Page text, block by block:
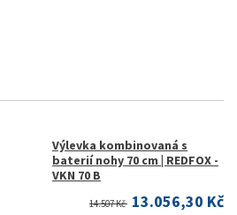
Výlevka kombinovaná s
baterií nohy 70 cm | REDFOX -
VKN 70 B
14.507 Kč 13.056,30 Kč